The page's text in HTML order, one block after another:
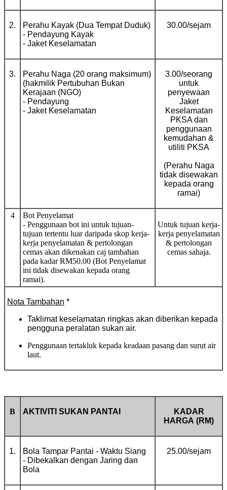
2.
Perahu Kayak (Dua Tempat Duduk)
- Pendayung Kayak
- Jaket Keselamatan
30.00/sejam
3.
Perahu Naga (20 orang maksimum)
(hakmilik Pertubuhan Bukan
Kerajaan (NGO)
- Pendayung
- Jaket Keselamatan
3.00/seorang
untuk
penyewaan
Jaket
Keselamatan
PKSA dan
penggunaan
kemudahan &
utiliti PKSA
(Perahu Naga
tidak disewakan
kepada orang
ramai)
4
Bot Penyelamat
- Penggunaan bot ini untuk tujuan-
tujuan tertentu luar daripada skop kerja-
kerja penyelamatan & pertolongan
cemas akan dikenakan caj tambahan
pada kadar RM50.00 (Bot Penyelamat
ini tidak disewakan kepada orang
ramai).
Untuk tujuan kerja-
kerja penyelamatan
& pertolongan
cemas sahaja.
Nota Tambahan *
Taklimat keselamatan ringkas akan diberikan kepada
pengguna peralatan sukan air.
Penggunaan tertakluk kepada keadaan pasang dan surut air
laut.
B AKTIVITI SUKAN PANTAI
KADAR
HARGA (RM)
1.
Bola Tampar Pantai - Waktu Siang
- Dibekalkan dengan Jaring dan
Bola
25.00/sejam